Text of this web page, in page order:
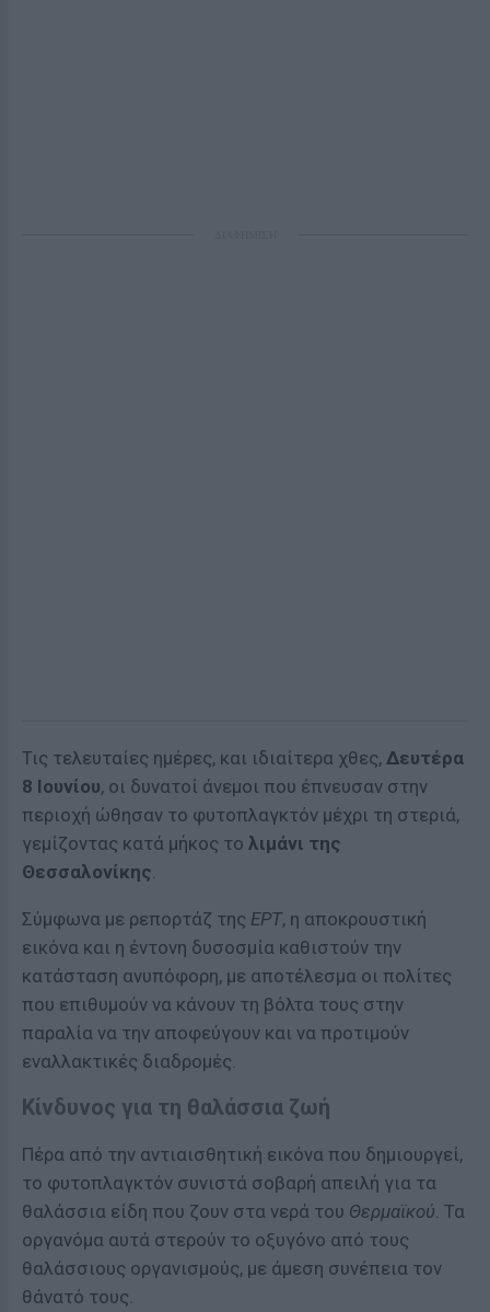
Τις τελευταίες ημέρες, και ιδιαίτερα χθες, Δευτέρα
8 Ιουνίου, οι δυνατοί άνεμοι που έπνευσαν στην
περιοχή ώθησαν το φυτοπλαγκτόν μέχρι τη στεριά,
γεμίζοντας κατά μήκος το λιμάνι της
Θεσσαλονίκης.
Σύμφωνα με ρεπορτάζ της ΕΡΤ, η αποκρουστική
εικόνα και η έντονη δυσοσμία καθιστούν την
κατάσταση ανυπόφορη, με αποτέλεσμα οι πολίτες
που επιθυμούν να κάνουν τη βόλτα τους στην
παραλία να την αποφεύγουν και να προτιμούν
εναλλακτικές διαδρομές.
Κίνδυνος για τη θαλάσσια ζωή
Πέρα από την αντιαισθητική εικόνα που δημιουργεί,
το φυτοπλαγκτόν συνιστά σοβαρή απειλή για τα
θαλάσσια είδη που ζουν στα νερά του Θερμαϊκού. Τα
οργανόμα αυτά στερούν το οξυγόνο από τους
θαλάσσιους οργανισμούς, με άμεση συνέπεια τον
θάνατό τους.